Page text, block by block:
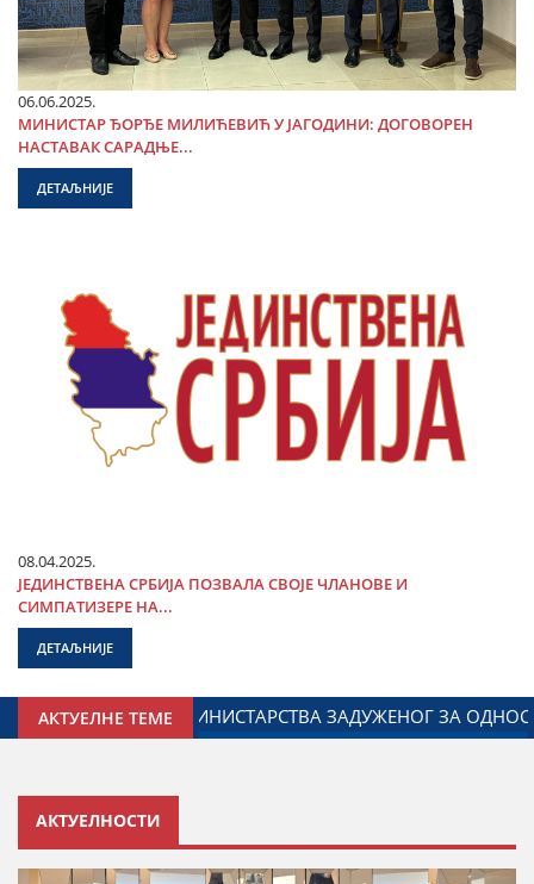
06.06.2025.
МИНИСТАР ЂОРЂЕ МИЛИЋЕВИЋ У ЈАГОДИНИ: ДОГОВОРЕН
НАСТАВАК САРАДЊЕ...
ДЕТАЉНИЈЕ
08.04.2025.
ЈЕДИНСТВЕНА СРБИЈА ПОЗВАЛА СВОЈЕ ЧЛАНОВЕ И
СИМПАТИЗЕРЕ НА...
ДЕТАЉНИЈЕ
АКТУЕЛНЕ ТЕМЕ
ОБЕЛЕЖАВАЊУ ДАНА ПОЛИЦИЈЕ И МИНИСТАРСТВА
АКТУЕЛНОСТИ